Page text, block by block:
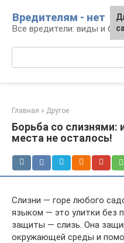
контенту
Вредителям - нет
Все вредители: виды и
Главная » Другое
Борьба со слизнями:
места не осталось!
Слизни — горе любого
языком — это улитки без
защиты — слизь. Она
окружающей среды и